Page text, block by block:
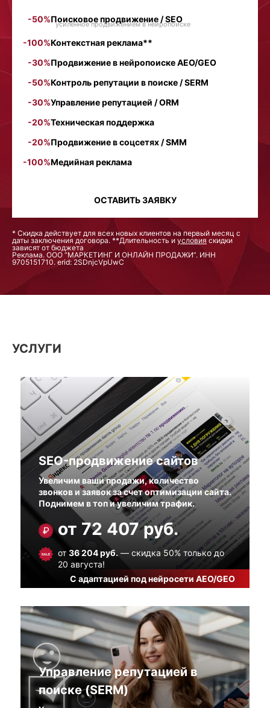
-50%Поисковое продвижение / SEO
усиленное продвижением в нейропоиске
-100%Контекстная реклама**
-30%Продвижение в нейропоиске AEO/GEO
-50%Контроль репутации в поиске / SERM
-30%Управление репутацией / ORM
-20%Техническая поддержка
-20%Продвижение в соцсетях / SMM
-100%Медийная реклама
ОСТАВИТЬ ЗАЯВКУ
* Скидка действует для всех новых клиентов на первый месяц с
даты заключения договора. **Длительность и условия скидки
зависят от бюджета
Реклама. ООО “МАРКЕТИНГ И ОНЛАЙН ПРОДАЖИ”. ИНН
9705151710. erid: 2SDnjcVpUwC
УСЛУГИ
SEO-продвижение сайтов
Увеличим ваши продажи, количество
звонков и заявок за счет оптимизации сайта.
Поднимем в топ и увеличим трафик.
от 72 407руб.
от 36 204руб. — скидка 50% только до
20 августа!
С адаптацией под нейросети AEO/GEO
Управление репутацией в
поиске (SERM)